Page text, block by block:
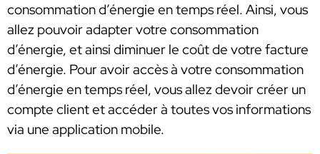
consommation d’énergie en temps réel. Ainsi, vous
allez pouvoir adapter votre consommation
d’énergie, et ainsi diminuer le coût de votre facture
d’énergie. Pour avoir accès à votre consommation
d’énergie en temps réel, vous allez devoir créer un
compte client et accéder à toutes vos informations
via une application mobile.